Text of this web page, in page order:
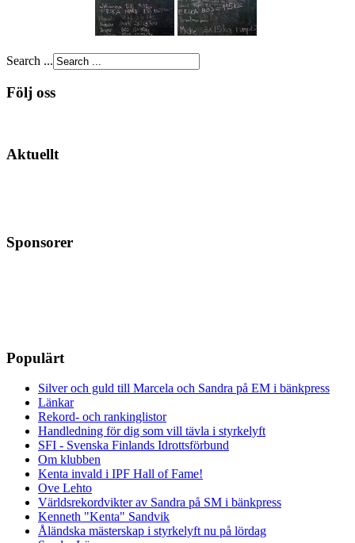
Search ...
Följ oss
Aktuellt
Sponsorer
Populärt
Silver och guld till Marcela och Sandra på EM i bänkpress
Länkar
Rekord- och rankinglistor
Handledning för dig som vill tävla i styrkelyft
SFI - Svenska Finlands Idrottsförbund
Om klubben
Kenta invald i IPF Hall of Fame!
Ove Lehto
Världsrekordvikter av Sandra på SM i bänkpress
Kenneth "Kenta" Sandvik
Åländska mästerskap i styrkelyft nu på lördag